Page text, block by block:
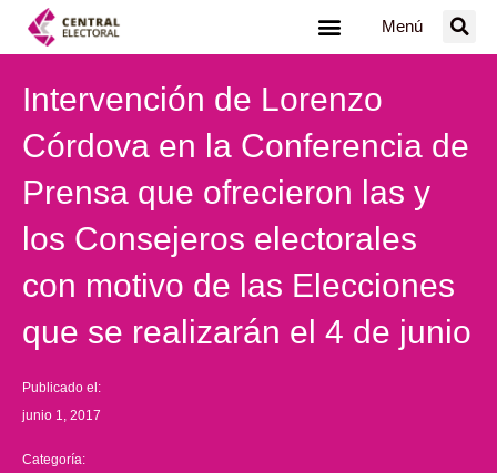
Menú
Intervención de Lorenzo
Córdova en la Conferencia de
Prensa que ofrecieron las y
los Consejeros electorales
con motivo de las Elecciones
que se realizarán el 4 de junio
Publicado el:
junio 1, 2017
Categoría: